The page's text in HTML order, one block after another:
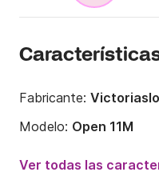
Fabricante:
Modelo: Open 11M
Ver todas las